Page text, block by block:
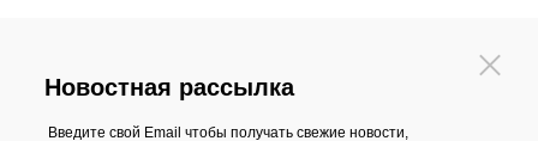
Новостная рассылка
Введите свой Email чтобы получать свежие новости,